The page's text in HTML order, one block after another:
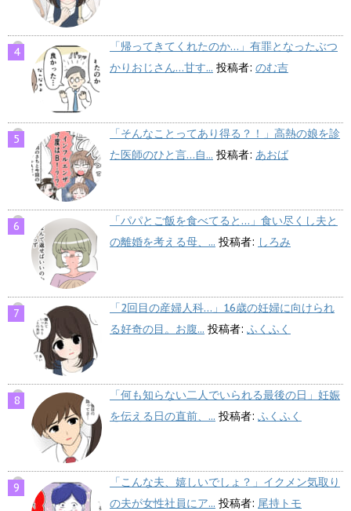
「帰ってきてくれたのか…」有罪となったぶつ
かりおじさん…甘す... 投稿者: のむ吉
「そんなことってあり得る？！」高熱の娘を診
た医師のひと言…自... 投稿者: あおば
「パパとご飯を食べてると…」食い尽くし夫と
の離婚を考える母、... 投稿者: しろみ
「2回目の産婦人科…」16歳の妊婦に向けられ
る好奇の目。お腹... 投稿者: ふくふく
「何も知らない二人でいられる最後の日」妊娠
を伝える日の直前、... 投稿者: ふくふく
「こんな夫、嬉しいでしょ？」イクメン気取り
の夫が女性社員にア... 投稿者: 尾持トモ